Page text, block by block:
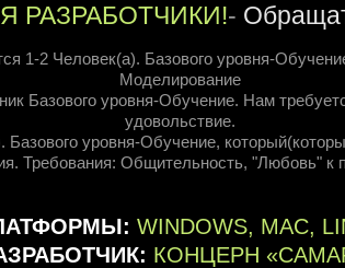
РАЗРАБОТЧИКИ!-
1-2 Человек(а). Базового уровня-
Моделирование
Базового уровня-Обучение. Нам
удовольствие.
Базового уровня-Обучение,
Требования: Общительность, "Любовь" к
WINDOWS, MAC,
КОНЦЕРН